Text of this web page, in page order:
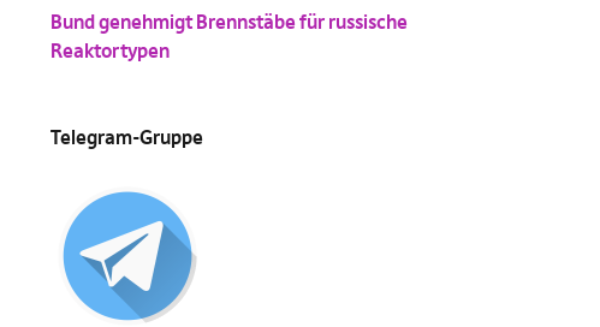
Bund genehmigt Brennstäbe für russische
Reaktortypen
Telegram-Gruppe